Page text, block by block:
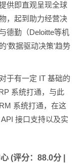
供即直观呈现全球
，起到助力经营决
德勤（Deloitte等机
‘数据驱动决策’趋势
于有一定 IT 基础的
系统打通，与此
系统打通，在这
接口支持以及实
(评分：88.0分 |